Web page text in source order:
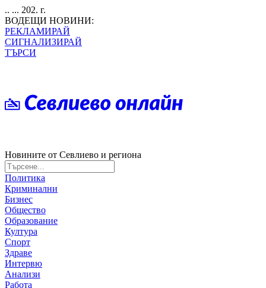
.. ... 202. г.
ВОДЕЩИ НОВИНИ:
РЕКЛАМИРАЙ
СИГНАЛИЗИРАЙ
ТЪРСИ
Новините от Севлиево и региона
Политика
Криминални
Бизнес
Общество
Образование
Култура
Спорт
Здраве
Интервю
Анализи
Работа